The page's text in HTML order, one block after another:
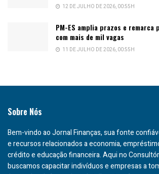
12 DE JULHO DE 2026, 00:55H
PM-ES amplia prazos e remarca
com mais de mil vagas
11 DE JULHO DE 2026, 00:55H
Sobre Nós
Bem-vindo ao Jornal Finanças, sua fonte
e recursos relacionados a economia,
crédito e educação financeira. Aqui no
buscamos capacitar indivíduos e empresas a